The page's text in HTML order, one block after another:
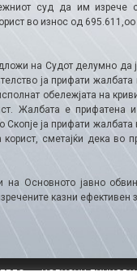
суд да им изрече
во износ од
на Судот делумно да
ја прифати
обележјата на
Жалбата е прифатена
ја прифати
сметајќи дека во
Основното јавно
казни ефективен